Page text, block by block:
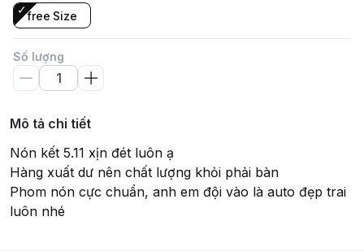
free Size
Số lượng
Mô tả chi tiết
Nón kết 5.11 xịn đét luôn ạ
Hàng xuất dư nên chất lượng khỏi phải bàn
Phom nón cực chuẩn, anh em đội vào là auto đẹp trai
luôn nhé